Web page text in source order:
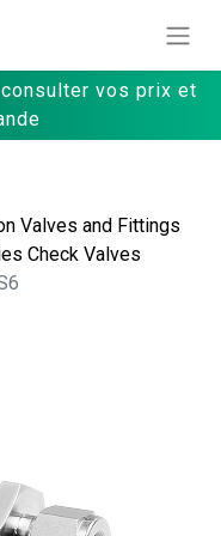
vos prix et
Valves and Fittings
Check Valves